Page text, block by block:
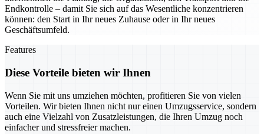
Endkontrolle – damit Sie sich auf das Wesentliche konzentrieren
können: den Start in Ihr neues Zuhause oder in Ihr neues
Geschäftsumfeld.
Features
Diese Vorteile bieten wir Ihnen
Wenn Sie mit uns umziehen möchten, profitieren Sie von vielen
Vorteilen. Wir bieten Ihnen nicht nur einen Umzugsservice, sondern
auch eine Vielzahl von Zusatzleistungen, die Ihren Umzug noch
einfacher und stressfreier machen.